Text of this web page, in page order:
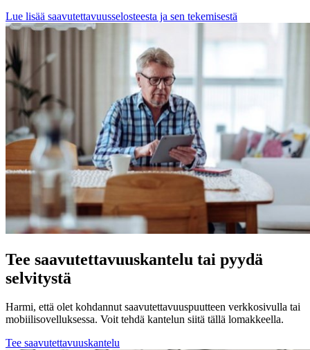
Lue lisää saavutettavuusselosteesta ja sen tekemisestä
Tee saavutettavuuskantelu tai pyydä
selvitystä
Harmi, että olet kohdannut saavutettavuuspuutteen verkkosivulla tai
mobiilisovelluksessa. Voit tehdä kantelun siitä tällä lomakkeella.
Tee saavutettavuuskantelu